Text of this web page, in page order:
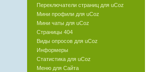
Переключатели страниц для uCoz
Мини профили для uCoz
Мини чаты для uCoz
Страницы 404
Виды опросов для uCoz
Информеры
Статистика для uCoz
Меню для Сайта